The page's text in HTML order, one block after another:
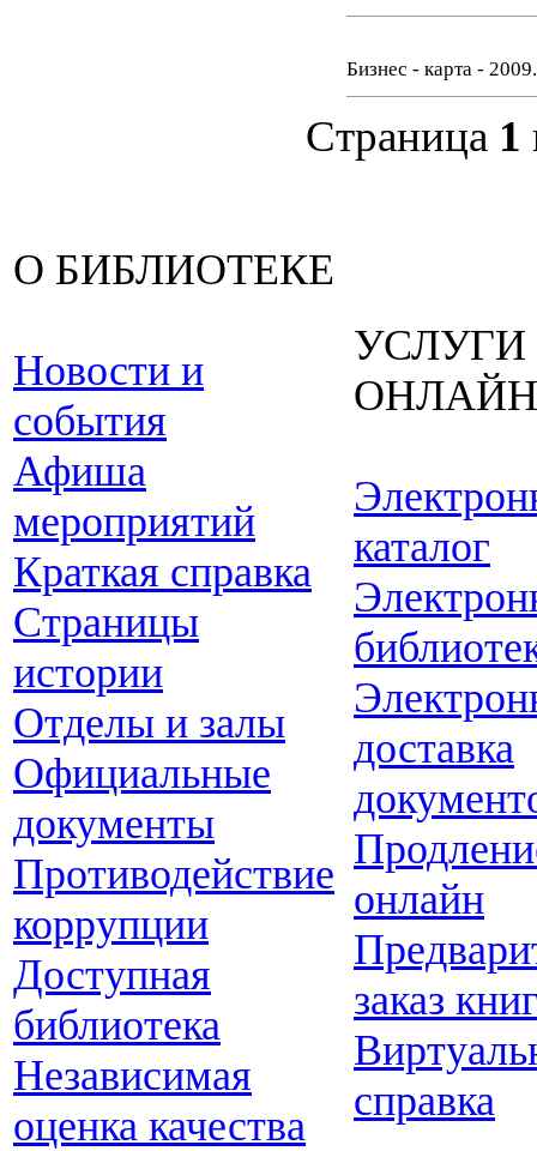
Бизнес - карта -
Страница 1
О БИБЛИОТЕКЕ
Новости и
события
Афиша
мероприятий
Краткая справка
Страницы
истории
Отделы и залы
Официальные
документы
Противодействие
коррупции
Доступная
библиотека
Независимая
оценка качества
УСЛУГИ
ОНЛАЙН
каталог
доставка
онлайн
заказ
справка